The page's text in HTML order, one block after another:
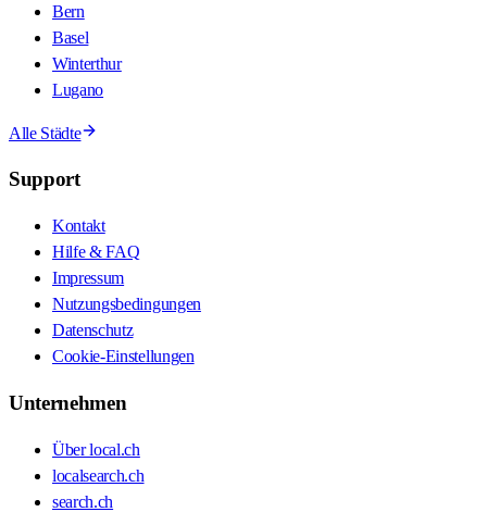
Bern
Basel
Winterthur
Lugano
Alle Städte
Support
Kontakt
Hilfe & FAQ
Impressum
Nutzungsbedingungen
Datenschutz
Cookie-Einstellungen
Unternehmen
Über local.ch
localsearch.ch
search.ch